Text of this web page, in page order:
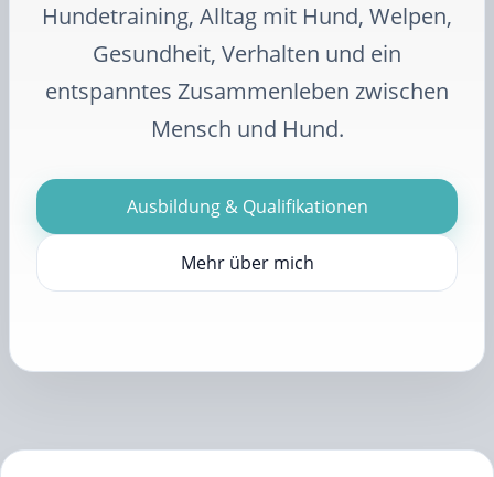
Hundetraining, Alltag mit Hund, Welpen,
Gesundheit, Verhalten und ein
entspanntes Zusammenleben zwischen
Mensch und Hund.
Ausbildung & Qualifikationen
Mehr über mich